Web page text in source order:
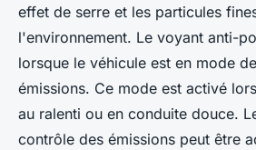
effet de serre et les particules
l'environnement. Le voyant anti-
lorsque le véhicule est en mode
émissions. Ce mode est activé
au ralenti ou en conduite douce.
contrôle des émissions peut être